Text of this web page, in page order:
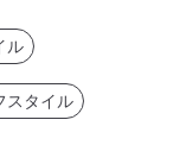
ル
スタイル